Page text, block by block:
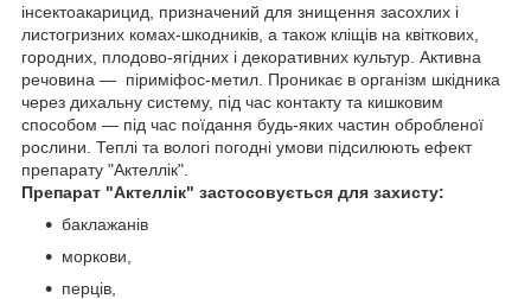
інсектоакарицид, призначений для знищення засохлих і
листогризних комах-шкодників, а також кліщів на квіткових,
городних, плодово-ягідних і декоративних культур. Активна
речовина — піриміфос-метил. Проникає в організм шкідника
через дихальну систему, під час контакту та кишковим
способом — під час поїдання будь-яких частин обробленої
рослини. Теплі та вологі погодні умови підсилюють ефект
препарату "Актеллік".
Препарат "Актеллік" застосовується для захисту:
баклажанів
моркови,
перців,